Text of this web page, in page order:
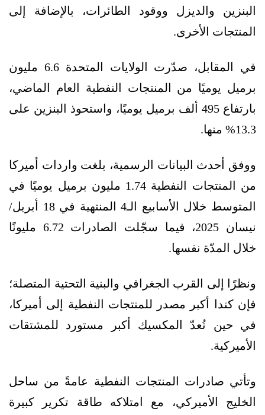
البنزين والديزل ووقود الطائرات، بالإضافة إلى
المنتجات الأخرى.
في المقابل، صدّرت الولايات المتحدة 6.6 مليون
برميل يوميًا من المنتجات النفطية العام الماضي،
بارتفاع 495 ألف برميل يوميًا، واستحوذ البنزين على
13.3% منها.
ووفق أحدث البيانات الرسمية، بلغت واردات أميركا
من المنتجات النفطية 1.74 مليون برميل يوميًا في
المتوسط خلال الأسابيع الـ4 المنتهية في 18 أبريل/
نيسان 2025، فيما سجّلت الصادرات 6.72 مليونًا
خلال المدّة نفسها.
ونظرًا إلى القرب الجغرافي والبنية التحتية المتصلة؛
فإن كندا أكبر مصدر للمنتجات النفطية إلى أميركا،
في حين تُعدّ المكسيك أكبر مستورد للمشتقات
الأميركية.
وتأتي صادرات المنتجات النفطية عامةً من ساحل
الخليج الأميركي، مع امتلاكه طاقة تكرير كبيرة